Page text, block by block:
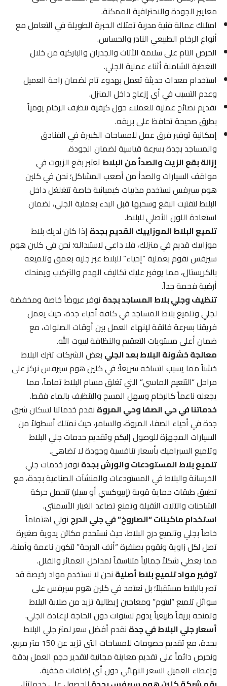
معايير الجودة والاحترافية الممكنة.
امتلاك عمالة فنية مدربة تمتلك الخبرة الطويلة في التعامل مع
أنواع الرخام الطبيعي النادر والحساس.
الحرص التام على سلامة الأثاث والجدران والباركيه من خلال
التغطية الشاملة أثناء عملية الجلي.
استخدام معدات حديثة تعمل بهدوء تام لضمان راحة العميل
وعدم التسبب في أي إزعاج داخل المنزل.
تقديم نصائح عملية للعملاء حول كيفية تنظيف الرخام يومياً
بطرق صحيحة تحافظ على بريقه.
إمكانية توفير فرق عمل للمساحات الكبيرة في الفنادق
والمساجد بجدة بسرعة قياسية لضمان الجودة.
إزالة بقع الزيت والصدأ من البلاطتعتبر بقع الزيوت في
مواقف السيارات والصدأ من أصعب المشاكل؛ نحن في كلين
هوم سيرفس نستخدم مذيبات كيميائية خاصة تتغلغل داخل
البلاط لتفتيت البقع وسحبها قبل البدء بعملية الجلي، لضمان
استعادة اللون الأصلي للبلاط.
تلميع البلاط الموزاييك القديم بجدةإذا كان لديك بلاط
موزاييك قديم في منزلك، فلا داعي لاستبداله؛ نحن في كلين هوم
سيرفس نقوم بعملية “إحياء” للبلاط عبر جليه بعمق وتلميعه
بالكريستال، مما يوفير عليك تكاليف الهدم والتركيب ويمنحك
أرضية فخمة جداً.
تنظيف وجلي بلاط المساجد بجدةنوفر عروضاً خاصة ومخفضة
لجلي وتلميع بلاط المساجد في كافة أحياء جدة، حيث يعمل
فريقنا بسرعة فائقة لإنهاء العمل بين أوقات الصلوات، مع
ضمان أعلى مستويات التعقيم والنظافة لبيوت الله.
معالجة خشونة البلاط بعد الجليبعض الشركات تترك البلاط
خشناً مما يسبب اتساخه سريعاً؛ في كلين هوم سيرفس نركز على
مراحل “التنعيم الماسي” التي تغلق مسام البلاط تماماً، مما
يجعله ناعماً كالرخام وسهل المسح والتنظيف بالماء فقط.
خدماتنا في حي الصفا وحي المروةنقدم خدماتنا لسكان شرق
جدة في أحياء الصفا، المروة، والسامر، حيث نمتلك أسطولاً من
السيارات المجهزة للوصول إليكم وتقديم خدمات جلي البلاط
وتلميع السيراميك بأسعار تنافسية وجودة لا تضاهى.
تلميع بلاط المستودعات والورش بجدةنوفر خدمات جلي
الخرسانة والبلاط في المستودعات والمنشآت الصناعية بجدة، مع
تطبيق طبقات حماية قوية (إيبوكسي أو سيلر) تتحمل حركة
الشاحنات والآلات الثقيلة وتمنع تصاعد الغبار الأسمنتي.
استخدام ماكينات “الصاروخ” في جلي الدرجنولي اهتماماً
خاصاً بجلي وتلميع درج البلاط، حيث نستخدم مكائن يدوية صغيرة
تصل لكل زاوية ونقوم بصنفرة “أنف الدرجة” لتكون ناعمة وآمنة،
مما يعطي شكلاً جمالياً متناسقاً لمداخل العمائر والفلل.
توفير مواد تلميع بلاط أصليةنحن لا نستخدم مواد رخيصة قد
تضر بالبلاط مستقبلاً؛ بل نعتمد في كلين هوم سيرفس على
سوائل تلميع “ليتوم” ومعاجين إيطالية تزيد من صلابة البلاط
وتمنحه بريقاً طبيعياً يدوم لسنوات دون الحاجة لإعادة الجلي.
أسعار جلي البلاط في جدةنقدم أفضل سعر لمتر جلي البلاط
بجدة، مع تقديم خصومات للمساحات التي تزيد عن 150 متر مربع،
ونحرص دائماً على تقديم معاينة مجانية لتقدير حجم العمل بدقة
وإعطاء العميل السعر النهائي دون أي إضافات مخفية.